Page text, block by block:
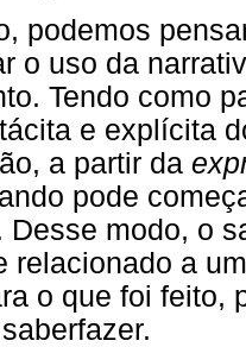
podemos
o uso da
Tendo como
e explícita
a partir da
pode
Desse modo, o
relacionado a
o que foi feito,
saberfazer.